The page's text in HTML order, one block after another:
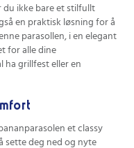
du ikke bare et stilfullt
en praktisk løsning for å
parasollen, i en elegant
for alle dine
ha grillfest eller en
et classy
sette deg ned og nyte